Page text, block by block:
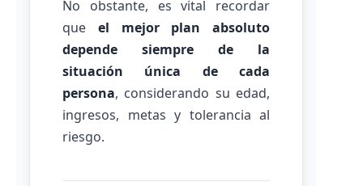
No obstante, es vital recordar
que el mejor plan absoluto
depende siempre de la
situación única de cada
persona, considerando su edad,
ingresos, metas y tolerancia al
riesgo.